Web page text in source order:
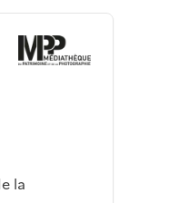
la